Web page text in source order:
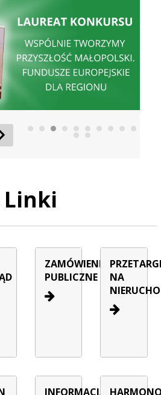
Element
Linki
ZAMÓWIENIA
PUBLICZNE
NA
INFORMACJA